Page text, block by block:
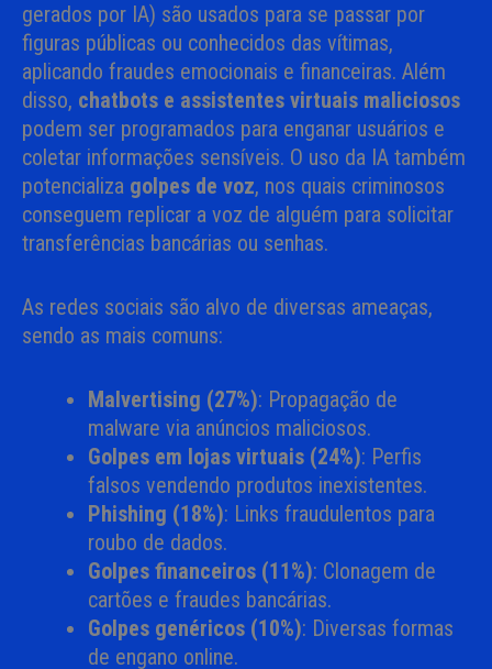
gerados por IA) são usados para se passar por
figuras públicas ou conhecidos das vítimas,
aplicando fraudes emocionais e financeiras. Além
disso, chatbots e assistentes virtuais maliciosos
podem ser programados para enganar usuários e
coletar informações sensíveis. O uso da IA também
potencializa golpes de voz, nos quais criminosos
conseguem replicar a voz de alguém para solicitar
transferências bancárias ou senhas.
As redes sociais são alvo de diversas ameaças,
sendo as mais comuns:
Malvertising (27%): Propagação de
malware via anúncios maliciosos.
Golpes em lojas virtuais (24%): Perfis
falsos vendendo produtos inexistentes.
Phishing (18%): Links fraudulentos para
roubo de dados.
Golpes financeiros (11%): Clonagem de
cartões e fraudes bancárias.
Golpes genéricos (10%): Diversas formas
de engano online.